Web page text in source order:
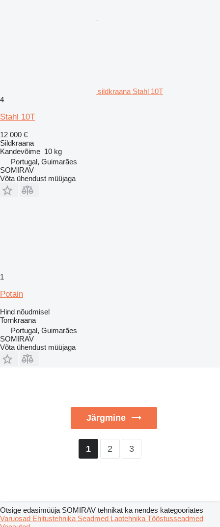
sildkraana Stahl 10T
4
Stahl 10T
12 000 €
Sildkraana
Kandevõime 10 kg
Portugal, Guimarães
SOMIRAV
Võta ühendust müüjaga
1
Potain
Hind nõudmisel
Tornkraana
Portugal, Guimarães
SOMIRAV
Võta ühendust müüjaga
Järgmine
1 2 3
Otsige edasimüüja SOMIRAV tehnikat ka nendes kategooriates
Varuosad Ehitustehnika Seadmed Laotehnika Tööstusseadmed